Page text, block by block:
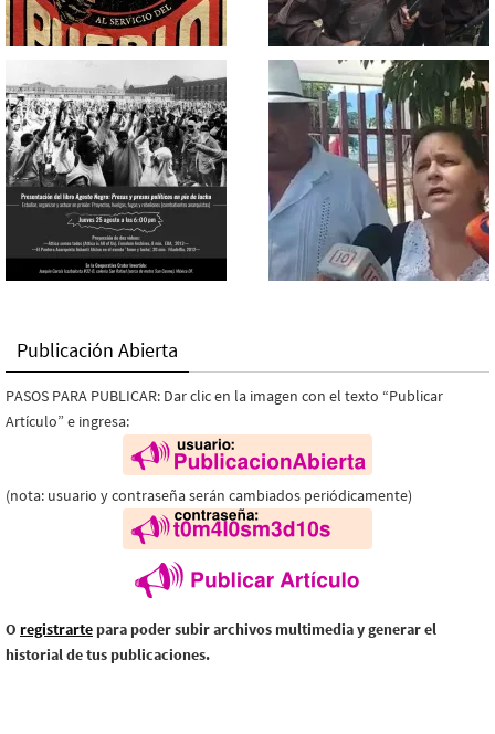
Publicación Abierta
PASOS PARA PUBLICAR: Dar clic en la imagen con el texto “Publicar
Artículo” e ingresa:
(nota: usuario y contraseña serán cambiados periódicamente)
O registrarte para poder subir archivos multimedia y generar el
historial de tus publicaciones.